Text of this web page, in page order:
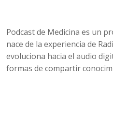
Podcast de Medicina es un
nace de la experiencia de
evoluciona hacia el audio
formas de compartir